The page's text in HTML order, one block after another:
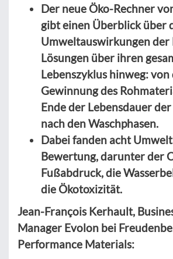
Der neue Öko-Rechner
gibt einen Überblick über
Umweltauswirkungen der
Lösungen über ihren
Lebenszyklus hinweg: von
Gewinnung des
Ende der Lebensdauer
nach den Waschphasen.
Dabei fanden acht
Bewertung, darunter der
Fußabdruck, die
die Ökotoxizität.
Jean-François Kerhault,
Manager Evolon bei
Performance Materials: